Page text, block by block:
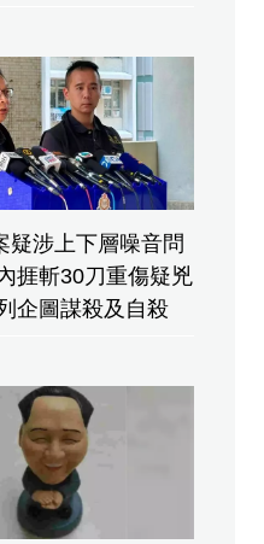
疑涉上下層噪音問
捱斬30刀重傷疑兇
企圖謀殺及自殺